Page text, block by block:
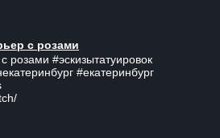
с розами
розами #эскизытатуировок
#екатеринбург